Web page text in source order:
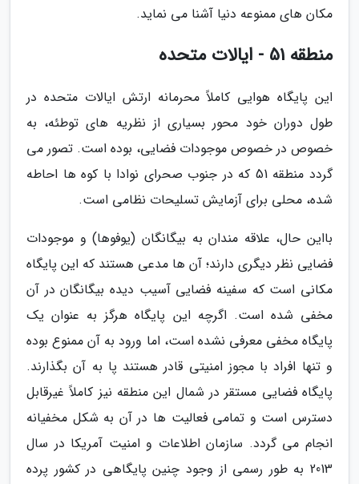
مکان های ممنوعه دنیا آشنا می نماید.
منطقه 51 - ایالات متحده
این پایگاه هوایی کاملاً محرمانه ارتش ایالات متحده در
طول دوران خود محور بسیاری از نظریه های توطئه، به
خصوص در خصوص موجودات فضایی، بوده است. تصور می
گردد منطقه 51 که در جنوب صحرای نوادا با کوه ها احاطه
شده، محلی برای آزمایش تسلیحات نظامی است.
بااین حال، علاقه مندان به بیگانگان (یوفوها) و موجودات
فضایی نظر دیگری دارند؛ آن ها مدعی هستند که این پایگاه
مکانی است که سفینه فضایی آسیب دیده بیگانگان در آن
مخفی شده است. اگرچه این پایگاه هرگز به عنوان یک
پایگاه مخفی معرفی نشده است، اما ورود به آن ممنوع بوده
و تنها افراد با مجوز امنیتی قادر هستند پا به آن بگذارند.
پایگاه فضایی مستقر در شمال این منطقه نیز کاملاً غیرقابل
دسترس است و تمامی فعالیت ها در آن به شکل مخفیانه
انجام می گردد. سازمان اطلاعات و امنیت آمریکا در سال
2013 به طور رسمی از وجود چنین پایگاهی در کشور پرده